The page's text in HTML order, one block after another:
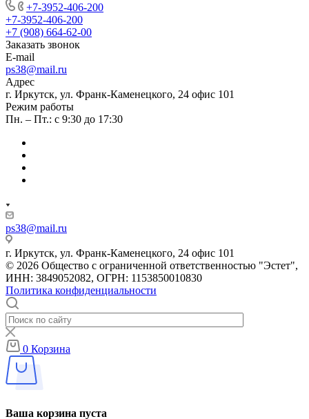
+7-3952-406-200
+7-3952-406-200
+7 (908) 664-62-00
Заказать звонок
E-mail
ps38@mail.ru
Адрес
г. Иркутск, ул. Франк-Каменецкого, 24 офис 101
Режим работы
Пн. – Пт.: с 9:30 до 17:30
ps38@mail.ru
г. Иркутск, ул. Франк-Каменецкого, 24 офис 101
© 2026 Общество с ограниченной ответственностью "Эстет",
ИНН: 3849052082, ОГРН: 1153850010830
Политика конфиденциальности
0 Корзина
Ваша корзина пуста